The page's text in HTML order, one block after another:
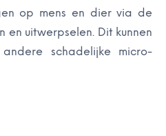
op mens en dier via de
en uitwerpselen. Dit kunnen
schadelijke micro-